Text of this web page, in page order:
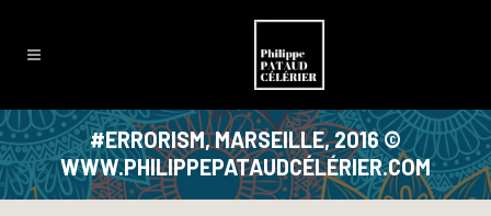
#ERRORISM, MARSEILLE, 2016 ©
WWW.PHILIPPEPATAUDCÉLÉRIER.COM